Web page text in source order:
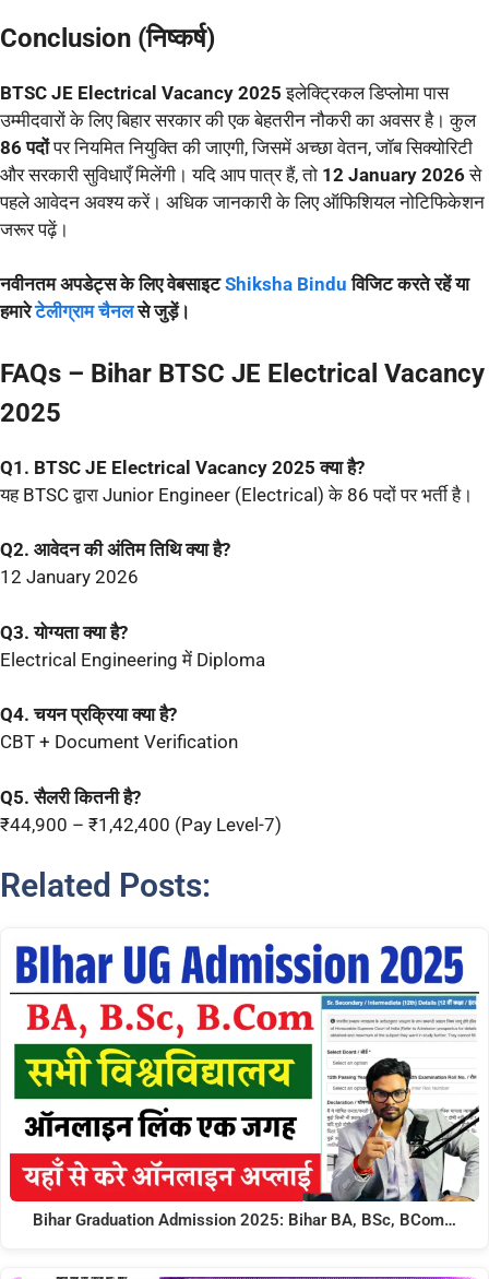
Conclusion (निष्कर्ष)
BTSC JE Electrical Vacancy 2025 इलेक्ट्रिकल डिप्लोमा पास
उम्मीदवारों के लिए बिहार सरकार की एक बेहतरीन नौकरी का अवसर है। कुल
86 पदोंपर नियमित नियुक्ति की जाएगी, जिसमें अच्छा वेतन, जॉब सिक्योरिटी
और सरकारी सुविधाएँ मिलेंगी। यदि आप पात्र हैं, तो 12 January 2026से
पहले आवेदन अवश्य करें। अधिक जानकारी के लिए ऑफिशियल नोटिफिकेशन
जरूर पढ़ें।
नवीनतम अपडेट्स के लिए वेबसाइटShiksha Bindu विजिट करते रहें या
हमारेटेलीग्राम चैनल से जुड़ें।
FAQs – Bihar BTSC JE Electrical Vacancy
2025
Q1. BTSC JE Electrical Vacancy 2025 क्या है?
यह BTSC द्वारा Junior Engineer (Electrical) के 86 पदों पर भर्ती है।
Q2. आवेदन की अंतिम तिथि क्या है?
12 January 2026
Q3. योग्यता क्या है?
Electrical Engineering में Diploma
Q4. चयन प्रक्रिया क्या है?
CBT + Document Verification
Q5. सैलरी कितनी है?
₹44,900 – ₹1,42,400 (Pay Level-7)
Related Posts:
Bihar Graduation Admission 2025: Bihar BA, BSc, BCom…